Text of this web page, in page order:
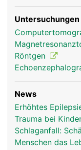
Untersuchungen
Röntgen
News
Erhöhtes
Trauma bei
Schlaganfall:
Menschen das